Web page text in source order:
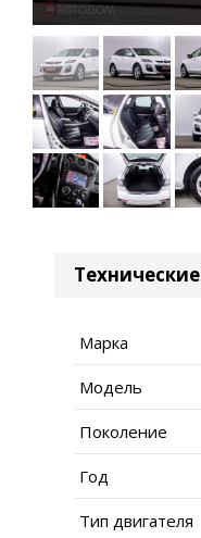
Марка
Модель
Поколение
Год
Тип двигателя